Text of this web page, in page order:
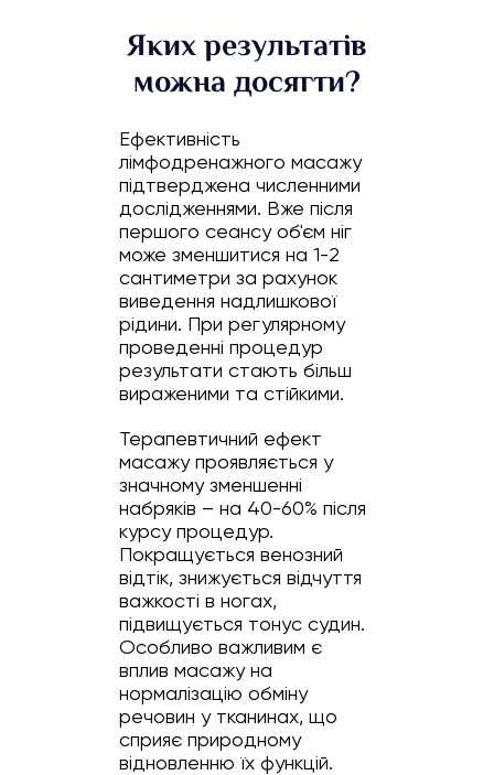
Яких результатів
можна досягти?
Ефективність
лімфодренажного масажу
підтверджена численними
дослідженнями. Вже після
першого сеансу об'єм ніг
може зменшитися на 1-2
сантиметри за рахунок
виведення надлишкової
рідини. При регулярному
проведенні процедур
результати стають більш
вираженими та стійкими.
Терапевтичний ефект
масажу проявляється у
значному зменшенні
набряків – на 40-60% після
курсу процедур.
Покращується венозний
відтік, знижується відчуття
важкості в ногах,
підвищується тонус судин.
Особливо важливим є
вплив масажу на
нормалізацію обміну
речовин у тканинах, що
сприяє природному
відновленню їх функцій.